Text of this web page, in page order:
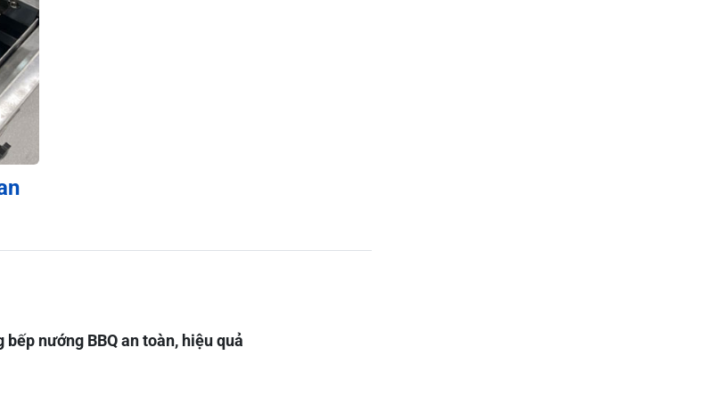
nướng BBQ an toàn, hiệu quả